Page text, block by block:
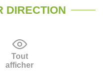
DIRECTION
Tout
afficher